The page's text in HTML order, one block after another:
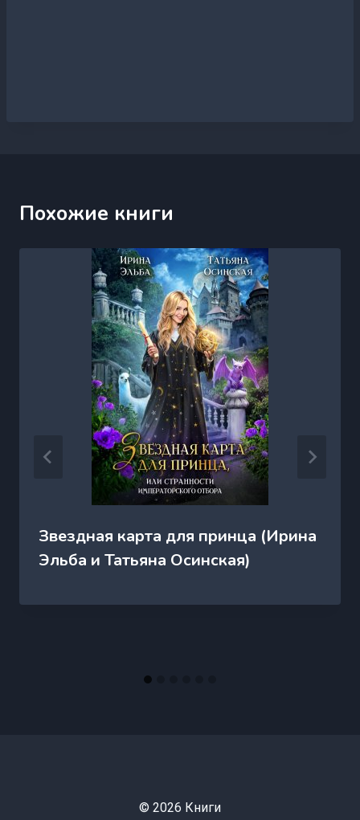
Похожие книги
Звездная карта для принца (Ирина
Эльба и Татьяна Осинская)
© 2026 Книги